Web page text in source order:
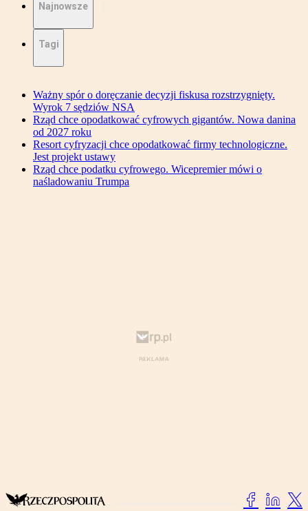
Najnowsze
Tagi
Ważny spór o doręczanie decyzji fiskusa rozstrzygnięty.
Wyrok 7 sędziów NSA
Rząd chce opodatkować cyfrowych gigantów. Nowa danina
od 2027 roku
Resort cyfryzacji chce opodatkować firmy technologiczne.
Jest projekt ustawy
Rząd chce podatku cyfrowego. Wicepremier mówi o
naśladowaniu Trumpa